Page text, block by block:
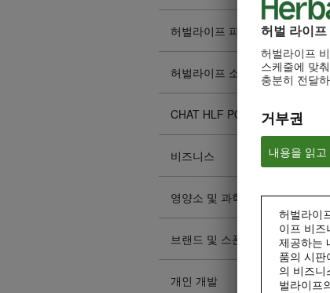
허벌 라이
허벌라이프
스케줄에 맞
충분히 전달
거부권
내용을 읽
허벌라이
이프 비
제공하는
품의 시
의 비즈
벌라이프
허벌라이프 피트니스
허벌라이프 소개
CHAT HLF PODCAST
비즈니스
영양소 및 과학
브랜드 및 스폰서십
개인 개발